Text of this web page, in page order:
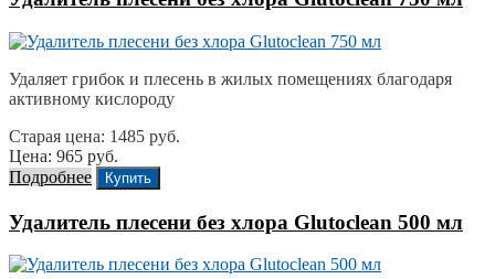
Удаляет грибок и плесень в жилых помещениях благодаря
активному кислороду
Старая цена: 1485 руб.
Цена: 965 руб.
Подробнее
Купить
Удалитель плесени без хлора Glutoclean 500 мл